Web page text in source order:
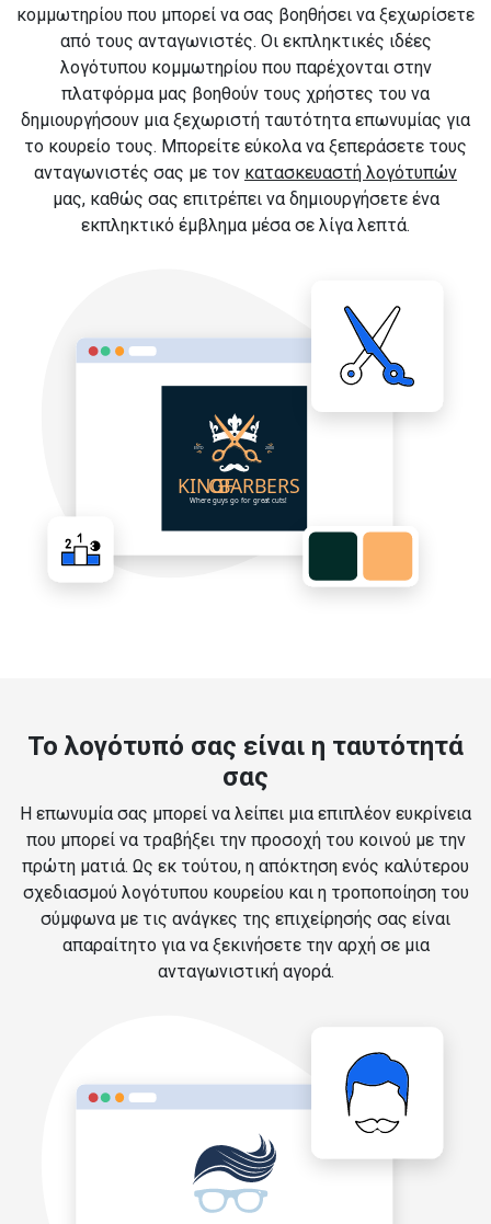
κομμωτηρίου που μπορεί να σας βοηθήσει να ξεχωρίσετε
από τους ανταγωνιστές. Οι εκπληκτικές ιδέες
λογότυπου κομμωτηρίου που παρέχονται στην
πλατφόρμα μας βοηθούν τους χρήστες του να
δημιουργήσουν μια ξεχωριστή ταυτότητα επωνυμίας για
το κουρείο τους. Μπορείτε εύκολα να ξεπεράσετε τους
ανταγωνιστές σας με τον κατασκευαστή λογότυπών
μας, καθώς σας επιτρέπει να δημιουργήσετε ένα
εκπληκτικό έμβλημα μέσα σε λίγα λεπτά.
Το λογότυπό σας είναι η ταυτότητά
σας
Η επωνυμία σας μπορεί να λείπει μια επιπλέον ευκρίνεια
που μπορεί να τραβήξει την προσοχή του κοινού με την
πρώτη ματιά. Ως εκ τούτου, η απόκτηση ενός καλύτερου
σχεδιασμού λογότυπου κουρείου και η τροποποίηση του
σύμφωνα με τις ανάγκες της επιχείρησής σας είναι
απαραίτητο για να ξεκινήσετε την αρχή σε μια
ανταγωνιστική αγορά.